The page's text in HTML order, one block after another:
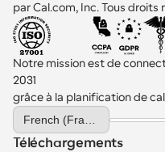
par Cal.com, Inc. Tous droits
Notre mission est de
2031
grâce à la planification de
Select Language
Téléchargements